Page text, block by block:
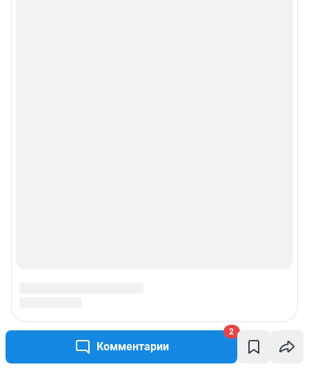
Комментарии
2
Подписаться на новости